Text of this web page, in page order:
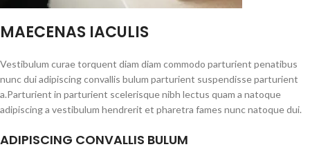
MAECENAS IACULIS
Vestibulum curae torquent diam diam commodo parturient penatibus
nunc dui adipiscing convallis bulum parturient suspendisse parturient
a.Parturient in parturient scelerisque nibh lectus quam a natoque
adipiscing a vestibulum hendrerit et pharetra fames nunc natoque dui.
ADIPISCING CONVALLIS BULUM